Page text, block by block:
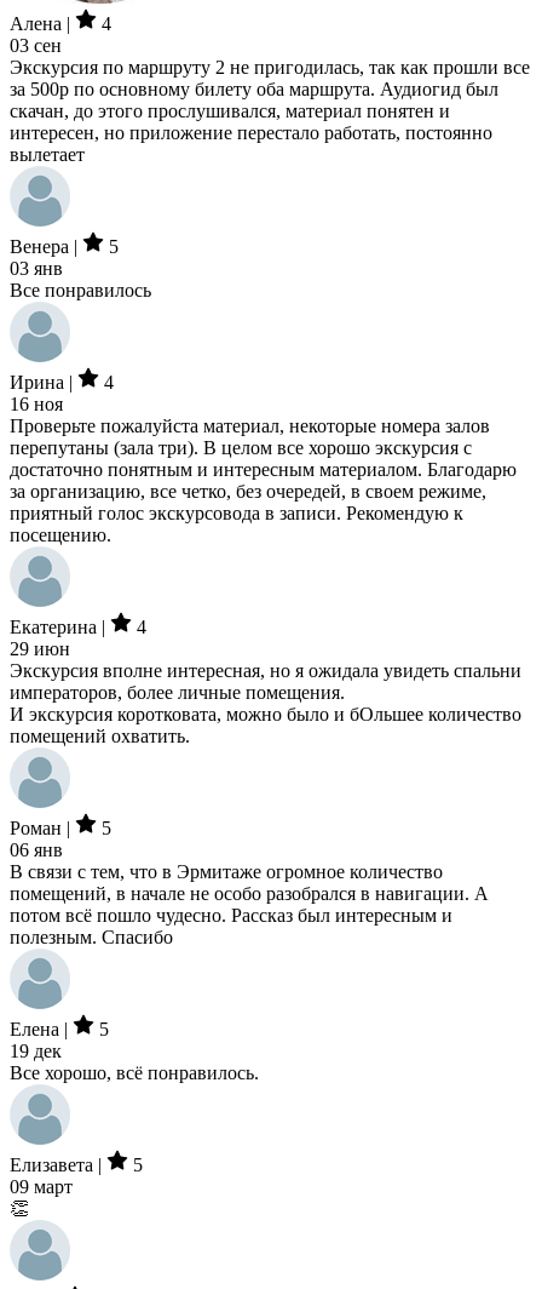
Алена |
4
03 сен
Экскурсия по маршруту 2 не пригодилась, так как прошли все
за 500р по основному билету оба маршрута. Аудиогид был
скачан, до этого прослушивался, материал понятен и
интересен, но приложение перестало работать, постоянно
вылетает
Венера |
5
03 янв
Все понравилось
Ирина |
4
16 ноя
Проверьте пожалуйста материал, некоторые номера залов
перепутаны (зала три). В целом все хорошо экскурсия с
достаточно понятным и интересным материалом. Благодарю
за организацию, все четко, без очередей, в своем режиме,
приятный голос экскурсовода в записи. Рекомендую к
посещению.
Екатерина |
4
29 июн
Экскурсия вполне интересная, но я ожидала увидеть спальни
императоров, более личные помещения.
И экскурсия коротковата, можно было и бОльшее количество
помещений охватить.
Роман |
5
06 янв
В связи с тем, что в Эрмитаже огромное количество
помещений, в начале не особо разобрался в навигации. А
потом всё пошло чудесно. Рассказ был интересным и
полезным. Спасибо
Елена |
5
19 дек
Все хорошо, всё понравилось.
Елизавета |
5
09 март
👏